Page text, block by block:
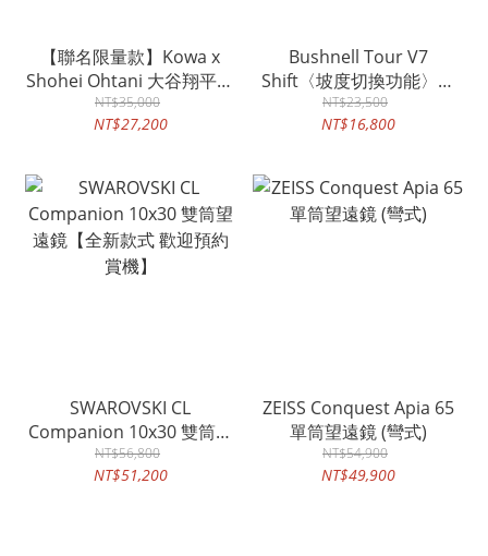
【聯名限量款】Kowa x
Shohei Ohtani 大谷翔平聯
名系列 8x22 雙筒望遠鏡
《預訂款 無現貨》
NT$35,000
NT$27,200
Bushnell Tour V7
Shift〈坡度切換功能〉雷
射測距儀(望遠鏡)
NT$23,500
NT$16,800
SWAROVSKI CL
Companion 10x30 雙筒望
遠鏡【全新款式 歡迎預約
賞機】
NT$56,800
NT$51,200
ZEISS Conquest Apia 65
單筒望遠鏡 (彎式)
NT$54,900
NT$49,900